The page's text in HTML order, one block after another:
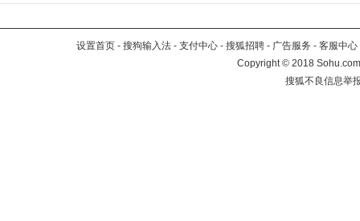
设置首页 - 搜狗输入法 - 支付中心 - 搜狐招聘 - 广告服务 - 客服中心
Copyright©2018
搜狐不良信息举